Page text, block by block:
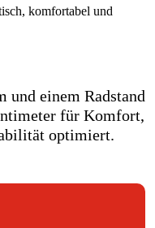
komfortabel und
und einem Radstand
für Komfort,
optimiert.